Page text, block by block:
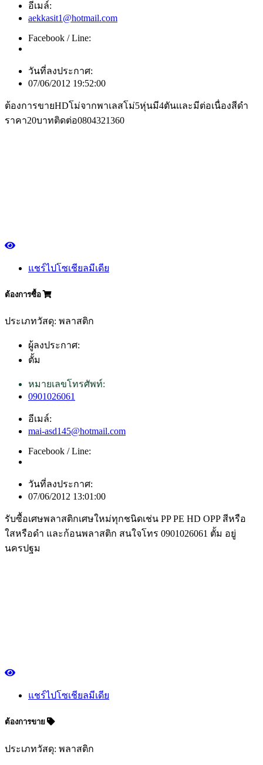
อีเมล์:
aekkasit1@hotmail.com
Facebook / Line:
วันที่ลงประกาศ:
07/06/2012 19:52:00
ต้องการขายHDโม่จากพาเลสโม่5หุ่นมี4ตันเเละมีต่อเนื่องสีดำ
ราคา20บาทติดต่อ0804321360
แชร์ไปโซเชียลมีเดีย
ต้องการซื้อ
ประเภทวัสดุ: พลาสติก
ผู้ลงประกาศ:
ตั้ม
หมายเลขโทรศัพท์:
0901026061
อีเมล์:
mai-asd145@hotmail.com
Facebook / Line:
วันที่ลงประกาศ:
07/06/2012 13:01:00
รับซื้อเศษพลาสติกเศษใหม่ทุกชนิดเช่น PP PE HD OPP สีหรือ
ใสหรือดำ และก้อนพลาสติก สนใจโทร 0901026061 ตั้ม อยู่
นครปฐม
แชร์ไปโซเชียลมีเดีย
ต้องการขาย
ประเภทวัสดุ: พลาสติก